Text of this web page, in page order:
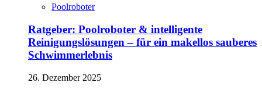
Poolroboter
Ratgeber: Poolroboter & intelligente
Reinigungslösungen – für ein makellos sauberes
Schwimmerlebnis
26. Dezember 2025